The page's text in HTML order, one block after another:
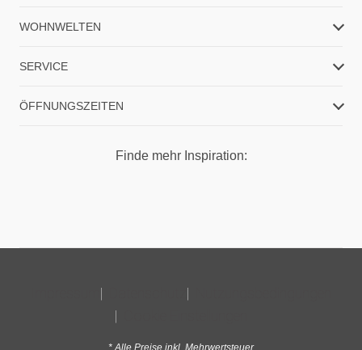
WOHNWELTEN
SERVICE
ÖFFNUNGSZEITEN
Finde mehr Inspiration:
* Alle Preise inkl. Mehrwertsteuer